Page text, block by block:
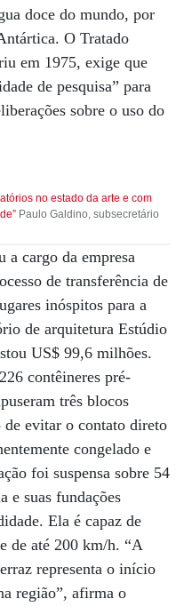
doce do mundo, por
O Tratado
em 1975, exige que
de pesquisa” para
sobre o uso do
no estado da arte e com
Paulo Galdino, subsecretário
a cargo da empresa
de transferência de
inóspitos para a
de arquitetura Estúdio
US$ 99,6 milhões.
contêineres pré-
três blocos
evitar o contato direto
congelado e
foi suspensa sobre 54
e suas fundações
Ela é capaz de
de até 200 km/h. “A
representa o início
região”, afirma o